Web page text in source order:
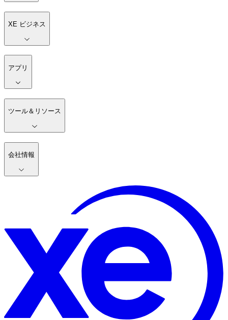
XE ビジネス
アプリ
ツール＆リソース
会社情報